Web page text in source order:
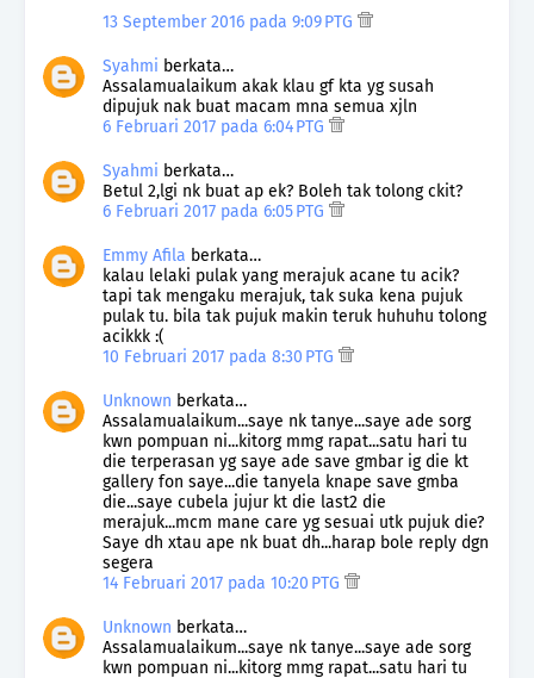
13 September 2016 pada 9:09 PTG
Syahmi berkata…
Assalamualaikum akak klau gf kta yg susah
dipujuk nak buat macam mna semua xjln
6 Februari 2017 pada 6:04 PTG
Syahmi berkata…
Betul 2,lgi nk buat ap ek? Boleh tak tolong ckit?
6 Februari 2017 pada 6:05 PTG
Emmy Afila berkata…
kalau lelaki pulak yang merajuk acane tu acik?
tapi tak mengaku merajuk, tak suka kena pujuk
pulak tu. bila tak pujuk makin teruk huhuhu tolong
acikkk :(
10 Februari 2017 pada 8:30 PTG
Unknown berkata…
Assalamualaikum...saye nk tanye...saye ade sorg
kwn pompuan ni...kitorg mmg rapat...satu hari tu
die terperasan yg saye ade save gmbar ig die kt
gallery fon saye...die tanyela knape save gmba
die...saye cubela jujur kt die last2 die
merajuk...mcm mane care yg sesuai utk pujuk die?
Saye dh xtau ape nk buat dh...harap bole reply dgn
segera
14 Februari 2017 pada 10:20 PTG
Unknown berkata…
Assalamualaikum...saye nk tanye...saye ade sorg
kwn pompuan ni...kitorg mmg rapat...satu hari tu